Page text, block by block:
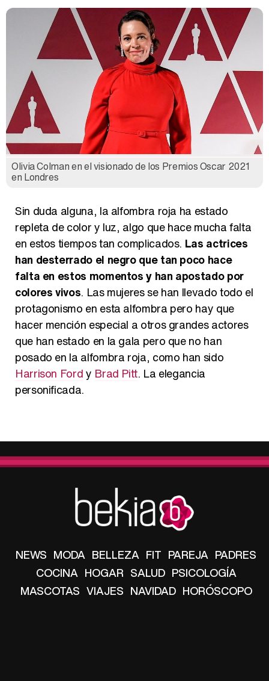
Olivia Colman en el visionado de los Premios Oscar 2021
en Londres
Sin duda alguna, la alfombra roja ha estado
repleta de color y luz, algo que hace mucha falta
en estos tiempos tan complicados. Las actrices
han desterrado el negro que tan poco hace
falta en estos momentos y han apostado por
colores vivos. Las mujeres se han llevado todo el
protagonismo en esta alfombra pero hay que
hacer mención especial a otros grandes actores
que han estado en la gala pero que no han
posado en la alfombra roja, como han sido
Harrison Fordy Brad Pitt. La elegancia
personificada.
NEWS MODA BELLEZA FIT PAREJA PADRES
COCINA HOGAR SALUD PSICOLOGÍA
MASCOTAS VIAJES NAVIDAD HORÓSCOPO